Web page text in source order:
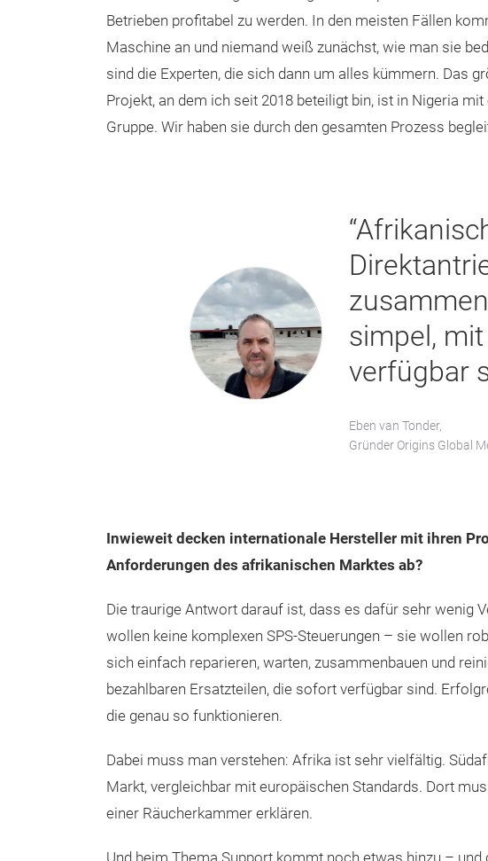
Betrieben profitabel zu werden. In den meisten Fällen
Maschine an und niemand weiß zunächst, wie man sie
sind die Experten, die sich dann um alles kümmern. Das
Projekt, an dem ich seit 2018 beteiligt bin, ist in Nigeria mit
Gruppe. Wir haben sie durch den gesamten Prozess
simpel,
verfügbar
Eben van Tonder,
Gründer Origins Global
Inwieweit decken internationale Hersteller mit ihren
Anforderungen des afrikanischen Marktes ab?
Die traurige Antwort darauf ist, dass es dafür sehr wenig
wollen keine komplexen SPS-Steuerungen – sie wollen
sich einfach reparieren, warten, zusammenbauen und
bezahlbaren Ersatzteilen, die sofort verfügbar sind.
die genau so funktionieren.
Dabei muss man verstehen: Afrika ist sehr vielfältig.
Markt, vergleichbar mit europäischen Standards. Dort
einer Räucherkammer erklären.